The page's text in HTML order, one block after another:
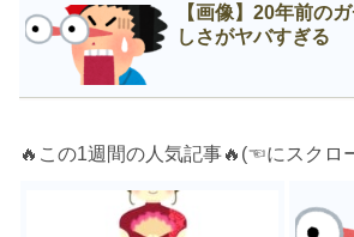
【画像】20年前の
しさがヤバすぎる
🔥この1週間の人気記事🔥(☜にスクロ